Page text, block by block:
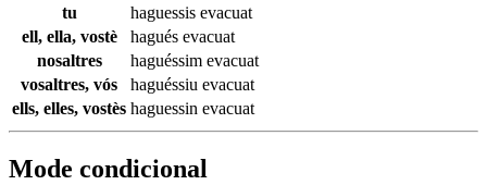
tu
haguessis evacuat
ell, ella, vostè
hagués evacuat
nosaltres
haguéssim evacuat
vosaltres, vós
haguéssiu evacuat
ells, elles, vostès haguessin evacuat
Mode condicional